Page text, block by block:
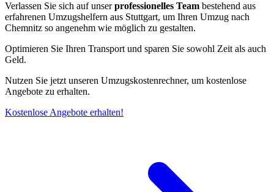
Verlassen Sie sich auf unserprofessionelles Team bestehend aus
erfahrenen Umzugshelfern aus Stuttgart, um Ihren Umzug nach
Chemnitz⁠ so angenehm wie möglich zu gestalten.
Optimieren Sie Ihren Transport und sparen Sie sowohl Zeit als auch
Geld.
Nutzen Sie jetzt unseren Umzugskostenrechner, um kostenlose
Angebote zu erhalten.
Kostenlose Angebote erhalten!